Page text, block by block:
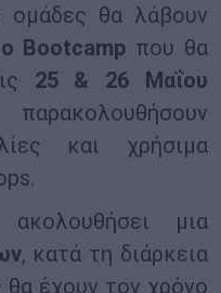
ομάδες θα λάβουν
Bootcamp που θα
25 & 26 Μαΐου
και χρήσιμα
μια
, κατά τη διάρκεια
θα έχουν τον χρόνο